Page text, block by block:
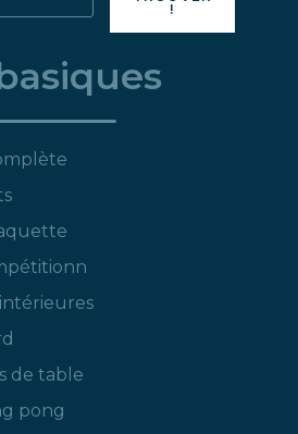
directement
produit
:
!
de table
pong